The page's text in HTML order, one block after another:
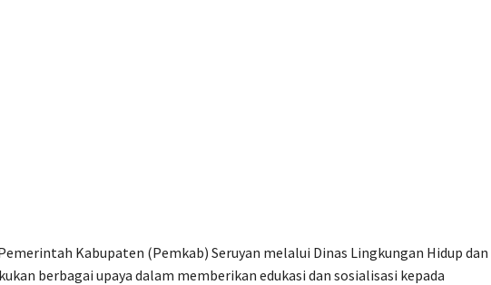
Kabupaten (Pemkab) Seruyan melalui Dinas Lingkungan Hidup dan
berbagai upaya dalam memberikan edukasi dan sosialisasi kepada